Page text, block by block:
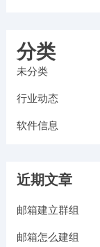
分类
未分类
行业动态
软件信息
近期文章
邮箱建立群组
邮箱怎么建组